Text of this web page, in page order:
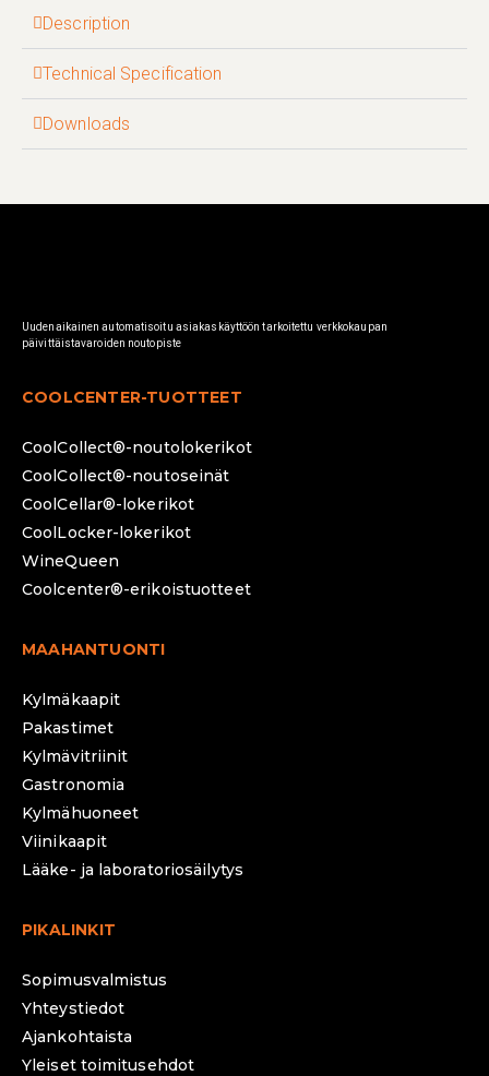
Description
Technical Specification
Downloads
Uudenaikainen automatisoitu asiakaskäyttöön tarkoitettu verkkokaupan
päivittäistavaroiden noutopiste
COOLCENTER-TUOTTEET
CoolCollect®-noutolokerikot
CoolCollect®-noutoseinät
CoolCellar®-lokerikot
CoolLocker-lokerikot
WineQueen
Coolcenter®-erikoistuotteet
MAAHANTUONTI
Kylmäkaapit
Pakastimet
Kylmävitriinit
Gastronomia
Kylmähuoneet
Viinikaapit
Lääke- ja laboratoriosäilytys
PIKALINKIT
Sopimusvalmistus
Yhteystiedot
Ajankohtaista
Yleiset toimitusehdot